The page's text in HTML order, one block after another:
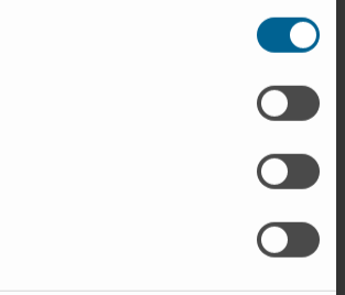
con corticoides. En algunos
de tiempo. También se suele
para mejorar o mantener el
proceso infeccioso